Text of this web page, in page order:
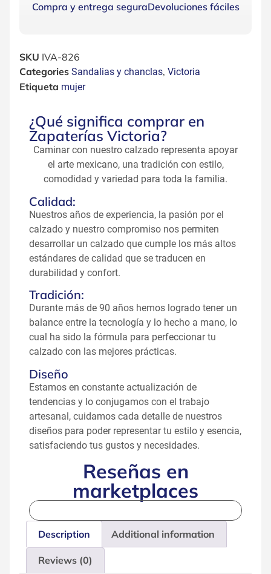
Compra y entrega seguraDevoluciones fáciles
SKU IVA-826
Categories Sandalias y chanclas, Victoria
Etiqueta mujer
¿Qué significa comprar en
Zapaterías Victoria?
Caminar con nuestro calzado representa apoyar
el arte mexicano, una tradición con estilo,
comodidad y variedad para toda la familia.
Calidad:
Nuestros años de experiencia, la pasión por el
calzado y nuestro compromiso nos permiten
desarrollar un calzado que cumple los más altos
estándares de calidad que se traducen en
durabilidad y confort.
Tradición:
Durante más de 90 años hemos logrado tener un
balance entre la tecnología y lo hecho a mano, lo
cual ha sido la fórmula para perfeccionar tu
calzado con las mejores prácticas.
Diseño
Estamos en constante actualización de
tendencias y lo conjugamos con el trabajo
artesanal, cuidamos cada detalle de nuestros
diseños para poder representar tu estilo y esencia,
satisfaciendo tus gustos y necesidades.
Reseñas en
marketplaces
Description Additional information
Reviews (0)